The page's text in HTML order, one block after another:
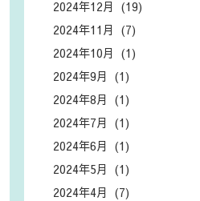
2024年12月 (19)
2024年11月 (7)
2024年10月 (1)
2024年9月 (1)
2024年8月 (1)
2024年7月 (1)
2024年6月 (1)
2024年5月 (1)
2024年4月 (7)